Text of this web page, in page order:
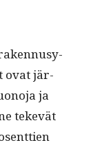
ovat jär­
ja
tekevät